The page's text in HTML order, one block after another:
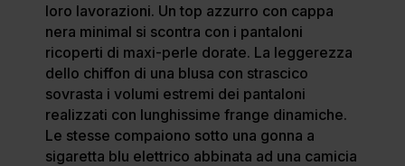
loro lavorazioni. Un top azzurro con cappa
nera minimal si scontra con i pantaloni
ricoperti di maxi-perle dorate. La leggerezza
dello chiffon di una blusa con strascico
sovrasta i volumi estremi dei pantaloni
realizzati con lunghissime frange dinamiche.
Le stesse compaiono sotto una gonna a
sigaretta blu elettrico abbinata ad una camicia